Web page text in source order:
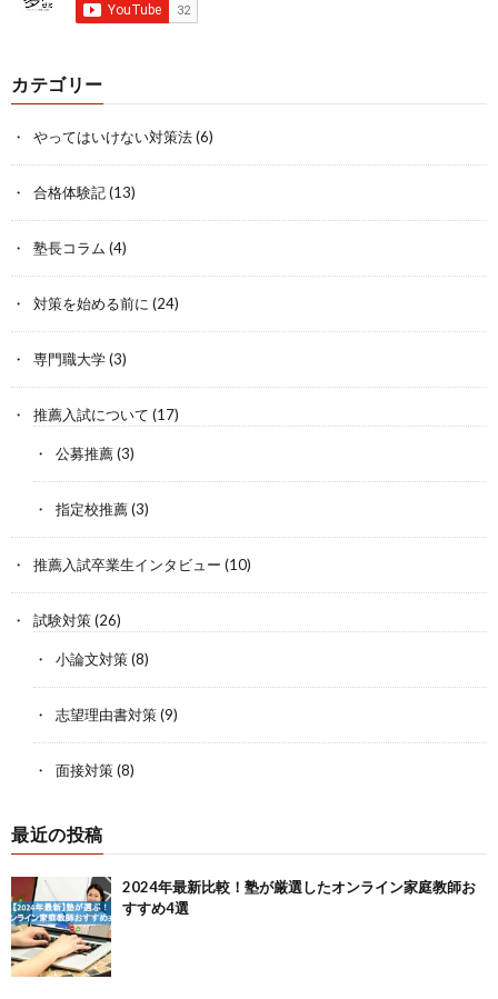
カテゴリー
やってはいけない対策法(6)
合格体験記(13)
塾長コラム (4)
対策を始める前に (24)
専門職大学(3)
推薦入試について (17)
公募推薦(3)
指定校推薦(3)
推薦入試卒業生インタビュー (10)
試験対策(26)
小論文対策(8)
志望理由書対策(9)
面接対策(8)
最近の投稿
2024年最新比較！塾が厳選したオンライン家庭教師お
すすめ4選